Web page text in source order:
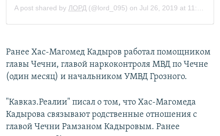
Ранее Хас-Магомед Кадыров работал помощником
главы Чечни, главой наркоконтроля МВД по Чечне
(один месяц) и начальником УМВД Грозного.
"Кавказ.Реалии" писал о том, что Хас-Магомеда
Кадырова связывают родственные отношения с
главой Чечни Рамзаном Кадыровым. Ранее